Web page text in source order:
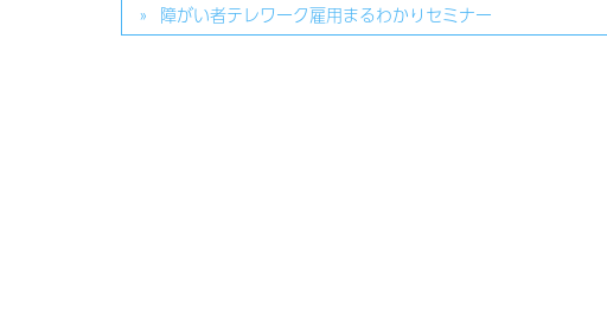
障がい者テレワーク雇用まるわかりセミナー